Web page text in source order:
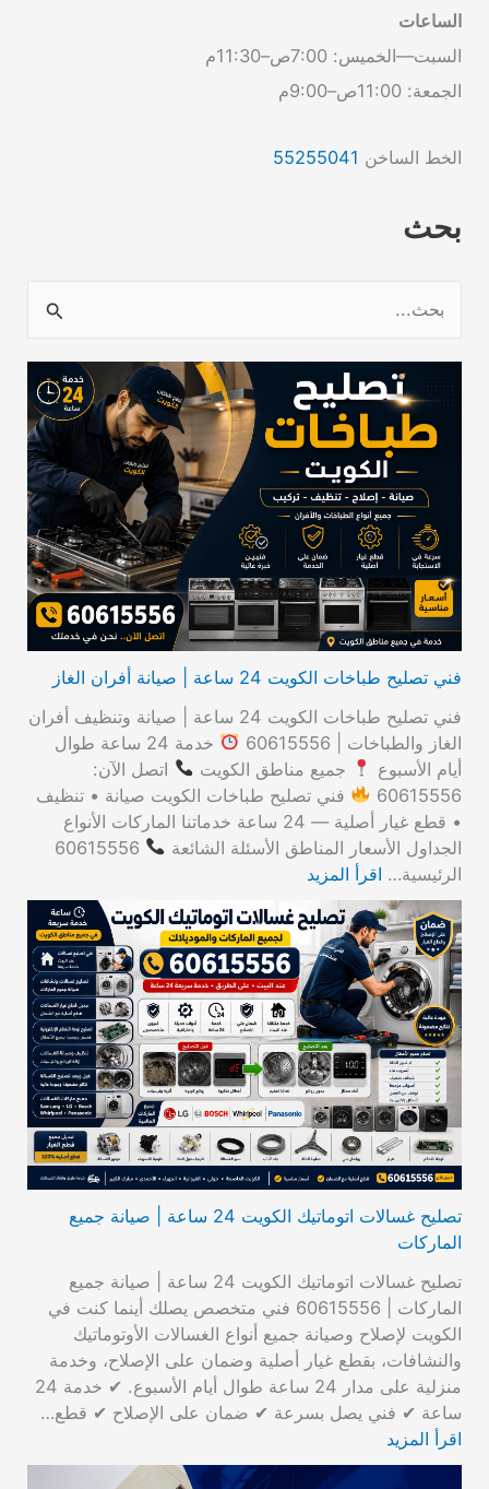
الساعات
السبت—الخميس: 7:00ص–11:30م
الجمعة: 11:00ص–9:00م
الخط الساخن 55255041
بحث
فني تصليح طباخات الكويت 24 ساعة | صيانة أفران الغاز
فني تصليح طباخات الكويت 24 ساعة | صيانة وتنظيف أفران
الغاز والطباخات | 60615556
خدمة 24 ساعة طوال
أيام الأسبوع
جميع مناطق الكويت
اتصل الآن:
60615556
فني تصليح طباخات الكويت صيانة • تنظيف
• قطع غيار أصلية — 24 ساعة خدماتنا الماركات الأنواع
الجداول الأسعار المناطق الأسئلة الشائعة
60615556
الرئيسية… اقرأ المزيد
تصليح غسالات اتوماتيك الكويت 24 ساعة | صيانة جميع
الماركات
تصليح غسالات اتوماتيك الكويت 24 ساعة | صيانة جميع
الماركات | 60615556 فني متخصص يصلك أينما كنت في
الكويت لإصلاح وصيانة جميع أنواع الغسالات الأوتوماتيك
والنشافات، بقطع غيار أصلية وضمان على الإصلاح، وخدمة
منزلية على مدار 24 ساعة طوال أيام الأسبوع. ✔ خدمة 24
ساعة ✔ فني يصل بسرعة ✔ ضمان على الإصلاح ✔ قطع…
اقرأ المزيد